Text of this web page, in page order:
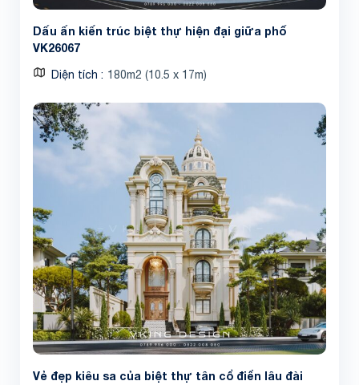
Dấu ấn kiến trúc biệt thự hiện đại giữa phố
VK26067
Diện tích 180m2 (10.5 x 17m)
Vẻ đẹp kiêu sa của biệt thự tân cổ điển lâu đài